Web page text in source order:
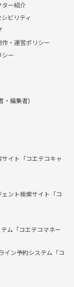
ー紹介
ビリティ
・運営ポリシー
シー
・編集者)
イト「コエテコキャ
ント検索サイト「コ
ム「コエテコマネー
イン予約システム「コ